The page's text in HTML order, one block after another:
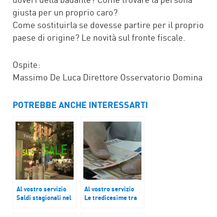
giusta per un proprio caro?
Come sostituirla se dovesse partire per il proprio
paese di origine? Le novità sul fronte fiscale.
Ospite:
Massimo De Luca Direttore Osservatorio Domina
POTREBBE ANCHE INTERESSARTI
Al vostro servizio
Saldi stagionali nel
Al vostro servizio
Le tredicesime tra